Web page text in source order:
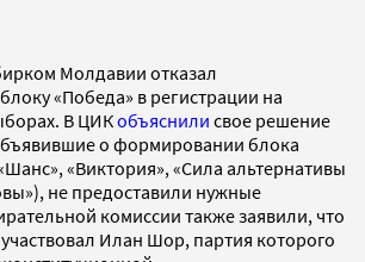
Молдавии отказал
«Победа» в регистрации на
В ЦИКобъяснили свое решение
о формировании блока
«Виктория», «Сила альтернативы
не предоставили нужные
комиссии также заявили, что
Илан Шор, партия которого